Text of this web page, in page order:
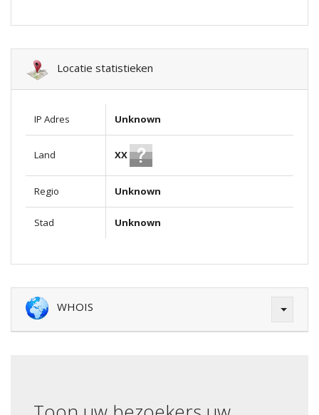
Locatie statistieken
IP Adres Unknown
Land XX
Regio Unknown
Stad Unknown
WHOIS